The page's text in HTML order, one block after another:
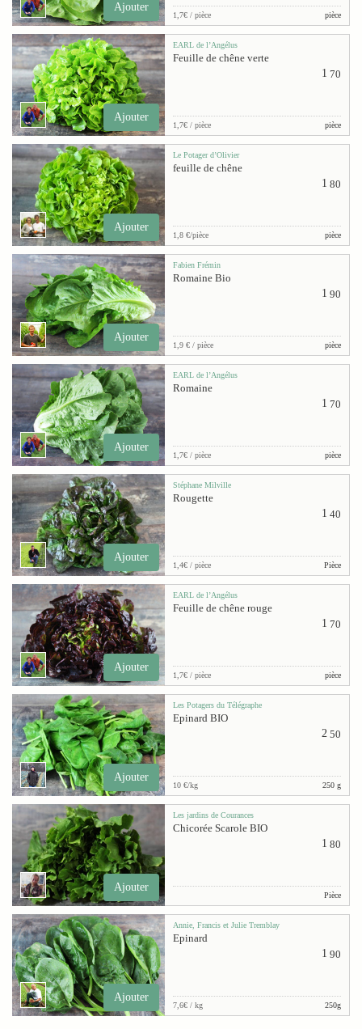
Ajouter
1,7€ / pièce pièce
Ajouter
EARL de l’Angélus
Feuille de chêne verte
1 70
1,7€ / pièce pièce
Ajouter
Le Potager d’Olivier
feuille de chêne
1 80
1,8 €/pièce pièce
Ajouter
Fabien Frémin
Romaine Bio
1 90
1,9 € / pièce pièce
Ajouter
EARL de l’Angélus
Romaine
1 70
1,7€ / pièce pièce
Ajouter
Stéphane Milville
Rougette
1 40
1,4€ / pièce Pièce
Ajouter
EARL de l’Angélus
Feuille de chêne rouge
1 70
1,7€ / pièce pièce
Ajouter
Les Potagers du Télégraphe
Epinard BIO
2 50
10 €/kg 250 g
Ajouter
Les jardins de Courances
Chicorée Scarole BIO
1 80
Pièce
Ajouter
Annie, Francis et Julie Tremblay
Epinard
1 90
7,6€ / kg 250g